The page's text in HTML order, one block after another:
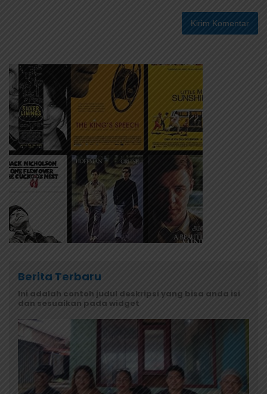
Berita Terbaru
Ini adalah contoh judul deskripsi yang bisa anda isi
dan sesuaikan pada widget